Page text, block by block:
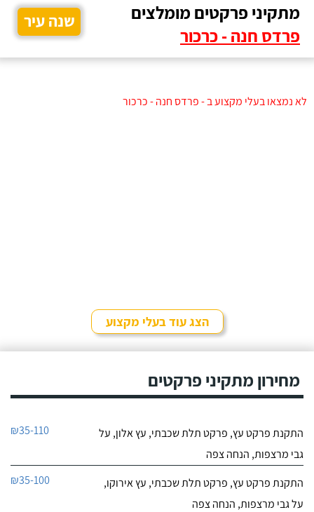
מתקיני פרקטים מומלצים
פרדס חנה - כרכור
שנה עיר
לא נמצאו בעלי מקצוע ב - פרדס חנה - כרכור
הצג עוד בעלי מקצוע
מחירון מתקיני פרקטים
התקנת פרקט עץ, פרקט תלת שכבתי, עץ אלון, על
גבי מרצפות, הנחה צפה
₪35-110
התקנת פרקט עץ, פרקט תלת שכבתי, עץ אירוקו,
על גבי מרצפות, הנחה צפה
₪35-100